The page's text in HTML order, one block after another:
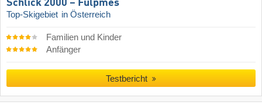
Schlick 2000 – Fulpmes
Top-Skigebiet in Österreich
Familien und Kinder
Anfänger
Testbericht